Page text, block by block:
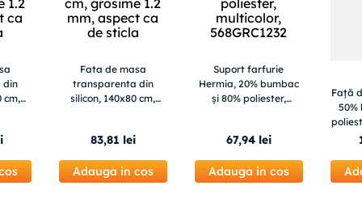
din
cm,
Fata de masa
transparenta din
silicon, 140x80 cm,
83,81 lei
Adauga in cos
Suport farfurie
Hermia, 20% bumbac
și 80% poliester,
67,94 lei
Adauga in cos
Față
50%